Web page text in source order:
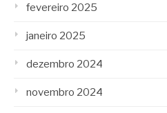
fevereiro 2025
janeiro 2025
dezembro 2024
novembro 2024